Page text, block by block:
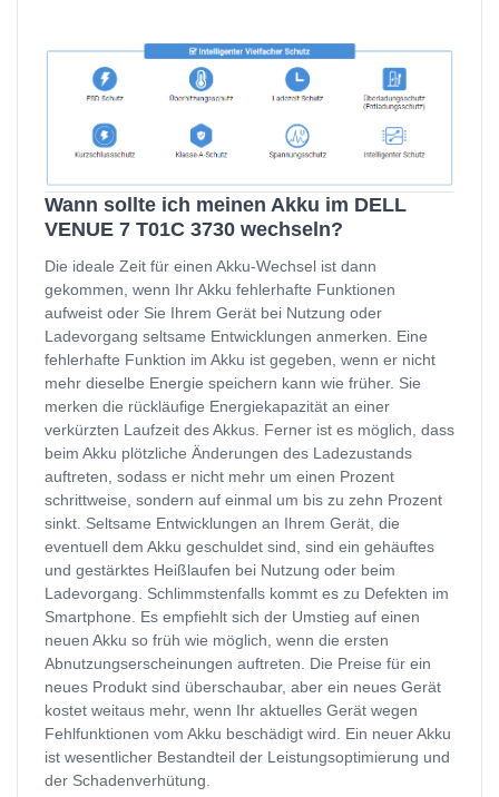
Wann sollte ich meinen Akku im DELL
VENUE 7 T01C 3730 wechseln?
Die ideale Zeit für einen Akku-Wechsel ist dann
gekommen, wenn Ihr Akku fehlerhafte Funktionen
aufweist oder Sie Ihrem Gerät bei Nutzung oder
Ladevorgang seltsame Entwicklungen anmerken. Eine
fehlerhafte Funktion im Akku ist gegeben, wenn er nicht
mehr dieselbe Energie speichern kann wie früher. Sie
merken die rückläufige Energiekapazität an einer
verkürzten Laufzeit des Akkus. Ferner ist es möglich, dass
beim Akku plötzliche Änderungen des Ladezustands
auftreten, sodass er nicht mehr um einen Prozent
schrittweise, sondern auf einmal um bis zu zehn Prozent
sinkt. Seltsame Entwicklungen an Ihrem Gerät, die
eventuell dem Akku geschuldet sind, sind ein gehäuftes
und gestärktes Heißlaufen bei Nutzung oder beim
Ladevorgang. Schlimmstenfalls kommt es zu Defekten im
Smartphone. Es empfiehlt sich der Umstieg auf einen
neuen Akku so früh wie möglich, wenn die ersten
Abnutzungserscheinungen auftreten. Die Preise für ein
neues Produkt sind überschaubar, aber ein neues Gerät
kostet weitaus mehr, wenn Ihr aktuelles Gerät wegen
Fehlfunktionen vom Akku beschädigt wird. Ein neuer Akku
ist wesentlicher Bestandteil der Leistungsoptimierung und
der Schadenverhütung.